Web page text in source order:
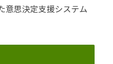
意思決定支援システム